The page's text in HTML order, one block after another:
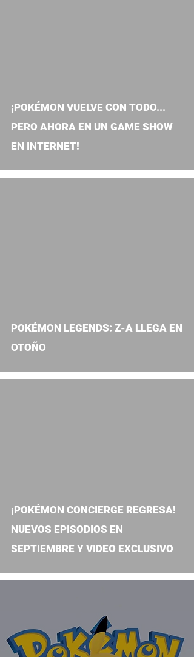
¡POKÉMON VUELVE CON TODO...
PERO AHORA EN UN GAME SHOW
EN INTERNET!
POKÉMON LEGENDS: Z-A LLEGA EN
OTOÑO
¡POKÉMON CONCIERGE REGRESA!
NUEVOS EPISODIOS EN
SEPTIEMBRE Y VIDEO EXCLUSIVO